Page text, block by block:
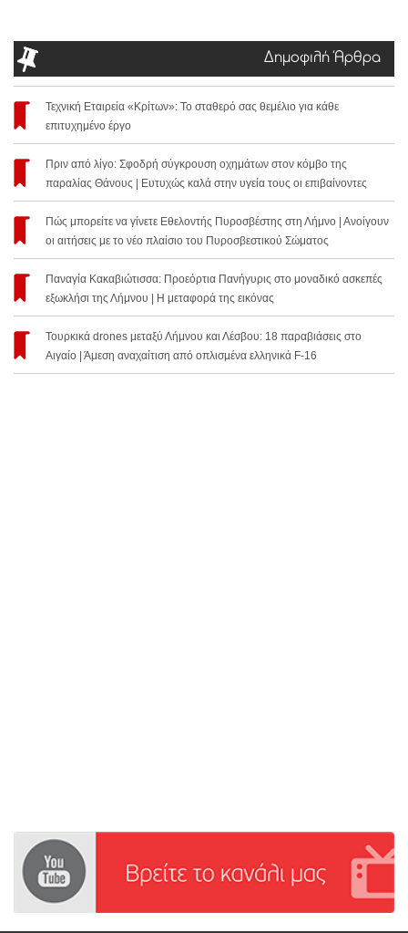
Δημοφιλή Άρθρα
Τεχνική Εταιρεία «Κρίτων»: Το σταθερό σας θεμέλιο για κάθε
επιτυχημένο έργο
Πριν από λίγο: Σφοδρή σύγκρουση οχημάτων στον κόμβο της
παραλίας Θάνους | Ευτυχώς καλά στην υγεία τους οι επιβαίνοντες
Πώς μπορείτε να γίνετε Εθελοντής Πυροσβέστης στη Λήμνο | Ανοίγουν
οι αιτήσεις με το νέο πλαίσιο του Πυροσβεστικού Σώματος
Παναγία Κακαβιώτισσα: Προεόρτια Πανήγυρις στο μοναδικό ασκεπές
εξωκλήσι της Λήμνου | Η μεταφορά της εικόνας
Τουρκικά drones μεταξύ Λήμνου και Λέσβου: 18 παραβιάσεις στο
Αιγαίο | Άμεση αναχαίτιση από οπλισμένα ελληνικά F-16